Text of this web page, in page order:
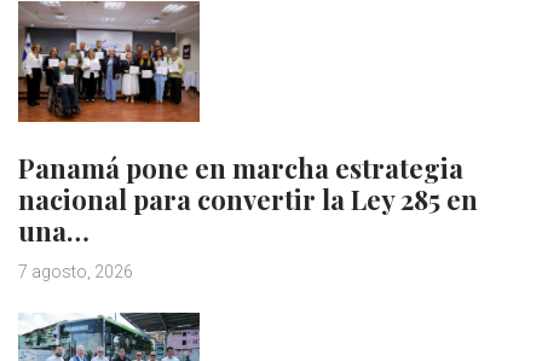
Panamá pone en marcha estrategia
nacional para convertir la Ley 285 en
una…
7 agosto, 2026